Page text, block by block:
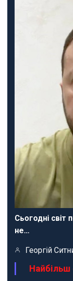
Сьогодні світ
не…
Георгій
Найбільш